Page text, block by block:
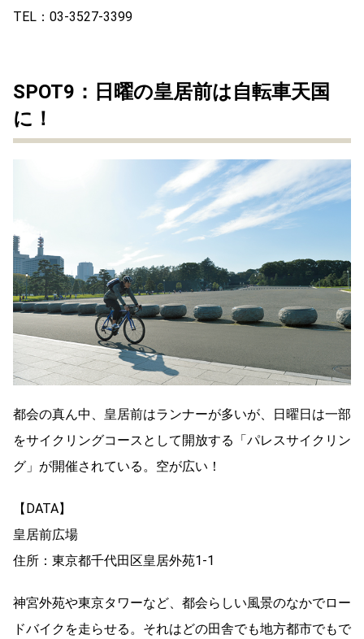
TEL：03-3527-3399
SPOT9：日曜の皇居前は自転車天国
に！
都会の真ん中、皇居前はランナーが多いが、日曜日は一部
をサイクリングコースとして開放する「パレスサイクリン
グ」が開催されている。空が広い！
【DATA】
皇居前広場
住所：東京都千代田区皇居外苑1-1
神宮外苑や東京タワーなど、都会らしい風景のなかでロー
ドバイクを走らせる。それはどの田舎でも地方都市でもで